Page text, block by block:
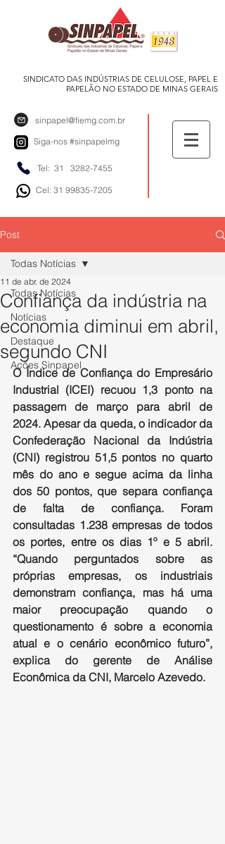
SINDICATO DAS INDÚSTRIAS DE CELULOSE, PAPEL E
PAPELÃO NO ESTADO DE MINAS GERAIS
sinpapel@fiemg.com.br
Siga-nos #sinpapelmg
Tel: 31 3282-7455
Cel: 31 99835-7205
Post
Todas Notícias
Notícias
Destaque
Ações Sinpapel
Todas Notícias
Confiança da indústria na
economia diminui em abril,
segundo CNI
11 de abr. de 2024
O Índice de Confiança do Empresário
Industrial (ICEI) recuou 1,3 ponto na
passagem de março para abril de
2024. Apesar da queda, o indicador da
Confederação Nacional da Indústria
(CNI) registrou 51,5 pontos no quarto
mês do ano e segue acima da linha
dos 50 pontos, que separa confiança
de falta de confiança. Foram
consultadas 1.238 empresas de todos
os portes, entre os dias 1º e 5 abril.
“Quando perguntados sobre as
próprias empresas, os industriais
demonstram confiança, mas há uma
maior preocupação quando o
questionamento é sobre a economia
atual e o cenário econômico futuro”,
explica do gerente de Análise
Econômica da CNI, Marcelo Azevedo.